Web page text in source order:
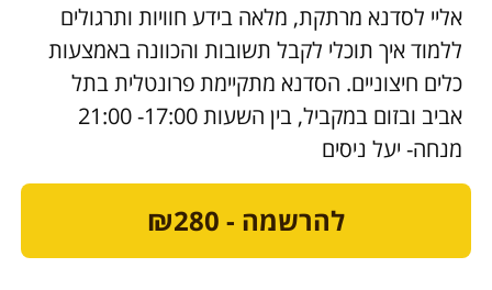
אליי לסדנא מרתקת, מלאה בידע חוויות ותרגולים
ללמוד איך תוכלי לקבל תשובות והכוונה באמצעות
כלים חיצוניים. הסדנא מתקיימת פרונטלית בתל
אביב ובזום במקביל, בין השעות 17:00- 21:00
מנחה- יעל ניסים
להרשמה - ₪280